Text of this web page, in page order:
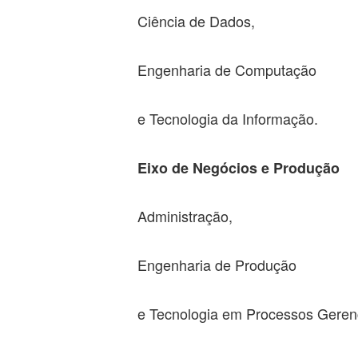
Ciência de Dados,
Engenharia de Computação
e Tecnologia da Informação.
Eixo de Negócios e Produção
Administração,
Engenharia de Produção
e Tecnologia em Processos